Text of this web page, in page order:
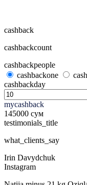
cashback
cashbackcount
cashbackpeople
cashbackone
cashbackday
mycashback
145000 сум
testimonials_title
what_clients_say
Irin Davydchuk
Instagram